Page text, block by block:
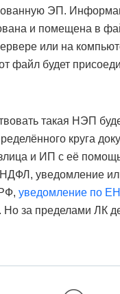
ЭП.
и помещена в
или на
файл будет
такая НЭП
круга
и ИП с её
уведомление
уведомление по
за пределами ЛК